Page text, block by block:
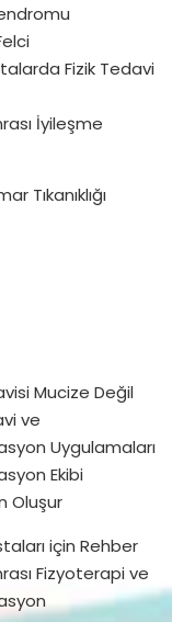
Fizik Tedavi
İyileşme
Tıkanıklığı
Mucize Değil
ve
Uygulamaları
Ekibi
Oluşur
için Rehber
Fizyoterapi ve